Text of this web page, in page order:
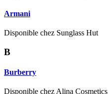
Armani
Disponible chez Sunglass Hut
B
Burberry
Disponible chez Alina Cosmetics